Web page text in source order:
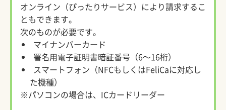
オンライン（ぴったりサービス）により請求するこ
ともできます。
次のものが必要です。
マイナンバーカード
署名用電子証明書暗証番号（6～16桁）
スマートフォン（NFCもしくはFeliCaに対応し
た機種）
※パソコンの場合は、ICカードリーダー